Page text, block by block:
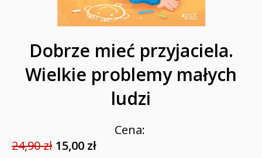
Dobrze mieć przyjaciela.
Wielkie problemy małych
ludzi
Cena:
24,90 zł 15,00 zł